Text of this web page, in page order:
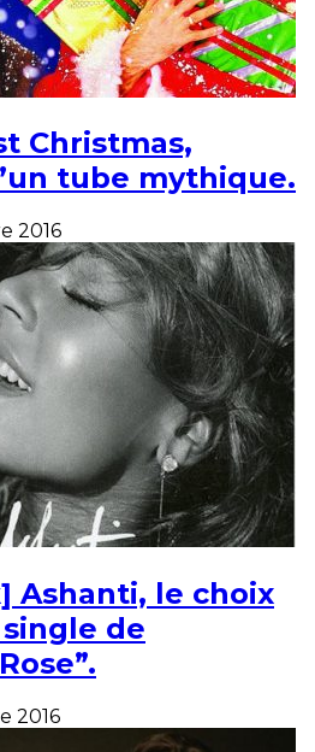
Christmas,
tube mythique.
2016
Ashanti, le choix
de
2016